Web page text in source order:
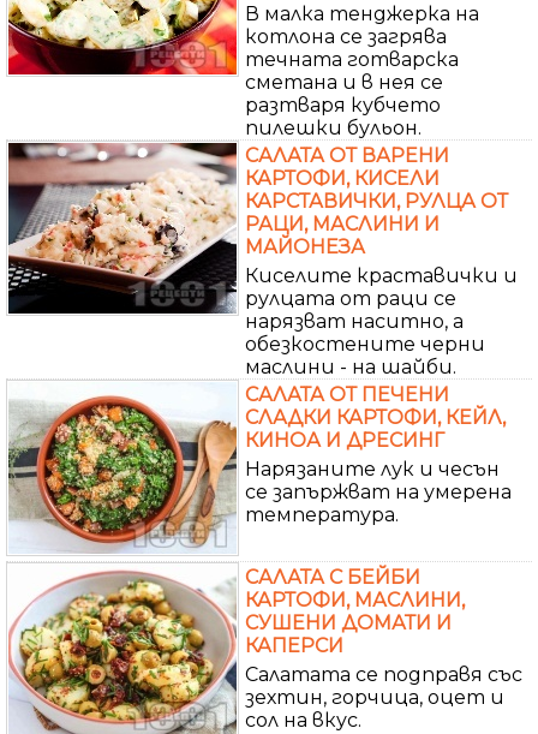
В малка тенджерка на
котлона се загрява
течната готварска
сметана и в нея се
разтваря кубчето
пилешки бульон.
САЛАТА ОТ ВАРЕНИ
КАРТОФИ, КИСЕЛИ
КАРСТАВИЧКИ, РУЛЦА ОТ
РАЦИ, МАСЛИНИ И
МАЙОНЕЗА
Киселите краставички и
рулцата от раци се
нарязват наситно, а
обезкостените черни
маслини - на шайби.
САЛАТА ОТ ПЕЧЕНИ
СЛАДКИ КАРТОФИ, КЕЙЛ,
КИНОА И ДРЕСИНГ
Нарязаните лук и чесън
се запържват на умерена
температура.
САЛАТА С БЕЙБИ
КАРТОФИ, МАСЛИНИ,
СУШЕНИ ДОМАТИ И
КАПЕРСИ
Салатата се подправя със
зехтин, горчица, оцет и
сол на вкус.